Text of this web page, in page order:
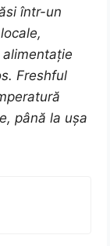
într-un
alimentație
Freshful
până la ușa